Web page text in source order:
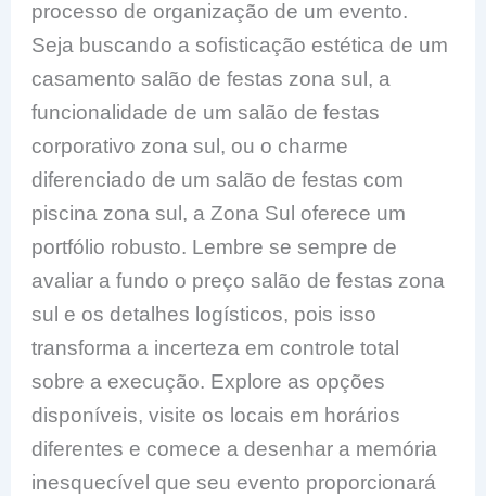
processo de organização de um evento.
Seja buscando a sofisticação estética de um
casamento salão de festas zona sul, a
funcionalidade de um salão de festas
corporativo zona sul, ou o charme
diferenciado de um salão de festas com
piscina zona sul, a Zona Sul oferece um
portfólio robusto. Lembre se sempre de
avaliar a fundo o preço salão de festas zona
sul e os detalhes logísticos, pois isso
transforma a incerteza em controle total
sobre a execução. Explore as opções
disponíveis, visite os locais em horários
diferentes e comece a desenhar a memória
inesquecível que seu evento proporcionará